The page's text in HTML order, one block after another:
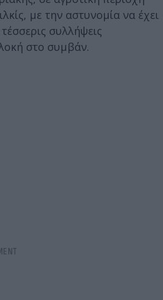
με την αστυνομία να έχει
συλλήψεις
στο συμβάν.